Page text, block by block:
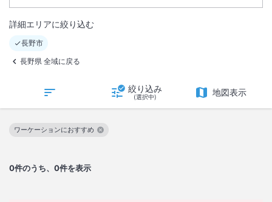
詳細エリアに絞り込む
長野市
長野県 全域に戻る
絞り込み
(選択中) 地図表示
0件のうち、0件を表示
ワーケーションにおすすめ
この絞り込み条件を解除